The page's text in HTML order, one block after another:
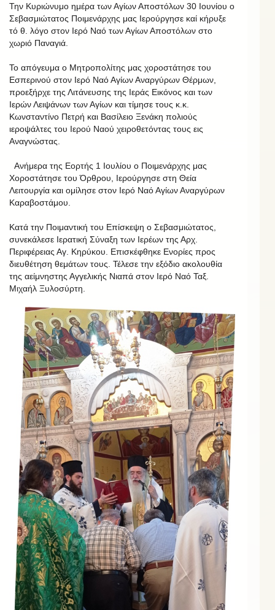
Την Κυριώνυμο ημέρα των Αγίων Αποστόλων 30 Ιουνίου ο
Σεβασμιώτατος Ποιμενάρχης μας Ιερούργησε καί κήρυξε
τό θ. λόγο στον Ιερό Ναό των Αγίων Αποστόλων στο
χωριό Παναγιά.
Το απόγευμα ο Μητροπολίτης μας χοροστάτησε του
Εσπερινού στον Ιερό Ναό Αγίων Αναργύρων Θέρμων,
προεξήρχε της Λιτάνευσης της Ιεράς Εικόνος και των
Ιερών Λειψάνων των Αγίων και τίμησε τους κ.κ.
Κωνσταντίνο Πετρή και Βασίλειο Ξενάκη πολιούς
ιεροψάλτες του Ιερού Ναού χειροθετόντας τους εις
Αναγνώστας.
Ανήμερα της Εορτής 1 Ιουλίου ο Ποιμενάρχης μας
Χοροστάτησε του Όρθρου, Ιερούργησε στη Θεία
Λειτουργία και ομίλησε στον Ιερό Ναό Αγίων Αναργύρων
Καραβοστάμου.
Κατά την Ποιμαντική του Επίσκεψη ο Σεβασμιώτατος,
συνεκάλεσε Ιερατική Σύναξη των Ιερέων της Αρχ.
Περιφέρειας Αγ. Κηρύκου. Επισκέφθηκε Ενορίες προς
διευθέτηση θεμάτων τους. Τέλεσε την εξόδιο ακολουθία
της αείμνηστης Αγγελικής Νιαπά στον Ιερό Ναό Ταξ.
Μιχαήλ Ξυλοσύρτη.